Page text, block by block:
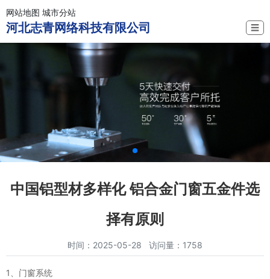
网站地图 城市分站
河北志青网络科技有限公司 ☰
中国铝型材多样化 铝合金门窗五金件选
择有原则
时间：2025-05-28 访问量：1758
1、门窗系统